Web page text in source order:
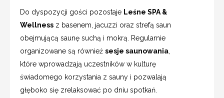
Do dyspozycji gości pozostaje Leśne SPA &
Wellness z basenem, jacuzzi oraz strefą saun
obejmującą saunę suchą i mokrą. Regularnie
organizowane są również sesje saunowania
które wprowadzają uczestników w kulturę
świadomego korzystania z sauny i pozwalają
głęboko się zrelaksować po dniu spotkań.